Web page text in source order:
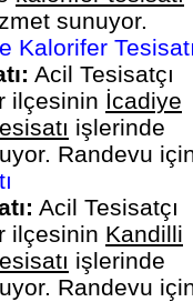
sunuyor.
Kalorifer
Acil Tesisatçı
ilçesinin İcadiye
işlerinde
Randevu
Acil Tesisatçı
ilçesinin Kandilli
işlerinde
Randevu